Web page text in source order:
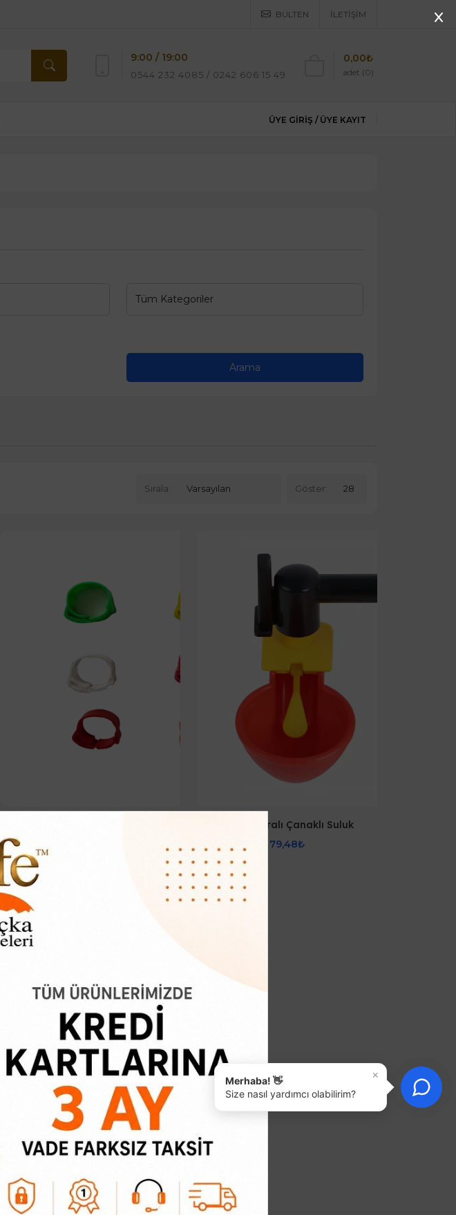
BÜLTEN İLETIŞIM
9:00 / 19:00
0544 232 4085 / 0242 606 15 49 adet (0)
0,00₺
ÜYE GIRIŞ / ÜYE KAYIT
Sırala: Göster:
Şamandıralı Çanaklı Suluk
79,48₺
133,27₺
×
Merhaba! 👋
Size nasıl yardımcı olabilirim?